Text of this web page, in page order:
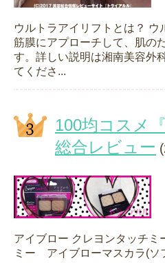
ウルトラアイリフトとは？
筋膜にアプローチして、肌の
す。詳しい説明は湘南美容外
てくださ...
100均コスメ
総合レビュー
アイブロー クレヨンタッチミ
ミー アイブローマスカラ(ソ